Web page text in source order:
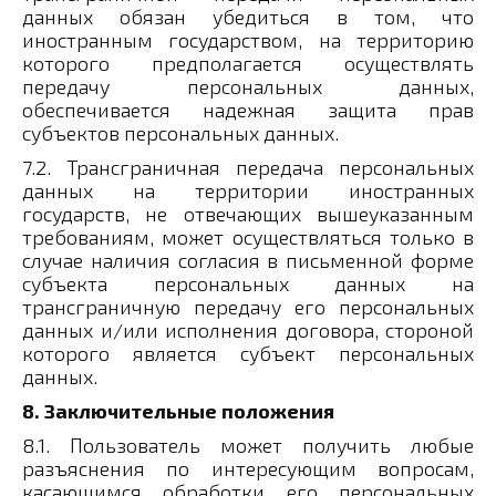
данных обязан убедиться в том, что
иностранным государством, на территорию
которого предполагается осуществлять
передачу персональных данных,
обеспечивается надежная защита прав
субъектов персональных данных.
7.2. Трансграничная передача персональных
данных на территории иностранных
государств, не отвечающих вышеуказанным
требованиям, может осуществляться только в
случае наличия согласия в письменной форме
субъекта персональных данных на
трансграничную передачу его персональных
данных и/или исполнения договора, стороной
которого является субъект персональных
данных.
8. Заключительные положения
8.1. Пользователь может получить любые
разъяснения по интересующим вопросам,